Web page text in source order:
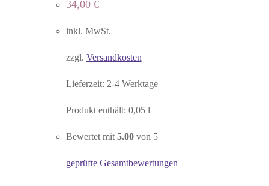
34,00 €
inkl. MwSt.
zzgl. Versandkosten
Lieferzeit: 2-4 Werktage
Produkt enthält: 0,05 l
Bewertet mit 5.00von 5
geprüfte Gesamtbewertungen